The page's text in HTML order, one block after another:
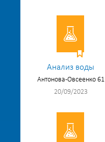
Анализ воды
Антонова-Овсеенко 61
20/09/2023